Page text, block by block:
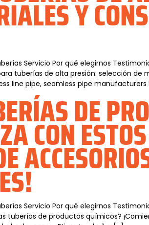
Y
Servicio Por qué elegirnos
tuberías de alta presión: selección de
line pipe, seamless pipe manufacturers
DE
CON
Servicio Por qué elegirnos
tuberías de productos químicos?